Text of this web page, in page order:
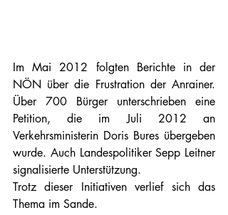
Im Mai 2012 folgten Berichte in der
NÖN über die Frustration der Anrainer.
Über 700 Bürger unterschrieben eine
Petition, die im Juli 2012 an
Verkehrsministerin Doris Bures übergeben
wurde. Auch Landespolitiker Sepp Leitner
signalisierte Unterstützung.
Trotz dieser Initiativen verlief sich das
Thema im Sande.